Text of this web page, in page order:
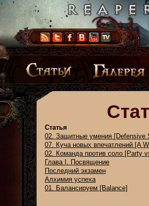
Статья
02. Защитные умения [Defensive
07. Куча новых впечатлений [A
02. Команда против соло [Party
Глава I. Посвящение
Последний экзамен
Алхимия успеха
01. Балансируем [Balance]